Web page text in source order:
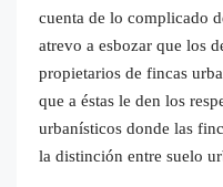
cuenta de lo complicado
atrevo a esbozar que los
propietarios de fincas
que a éstas le den los
urbanísticos donde las
la distinción entre suelo